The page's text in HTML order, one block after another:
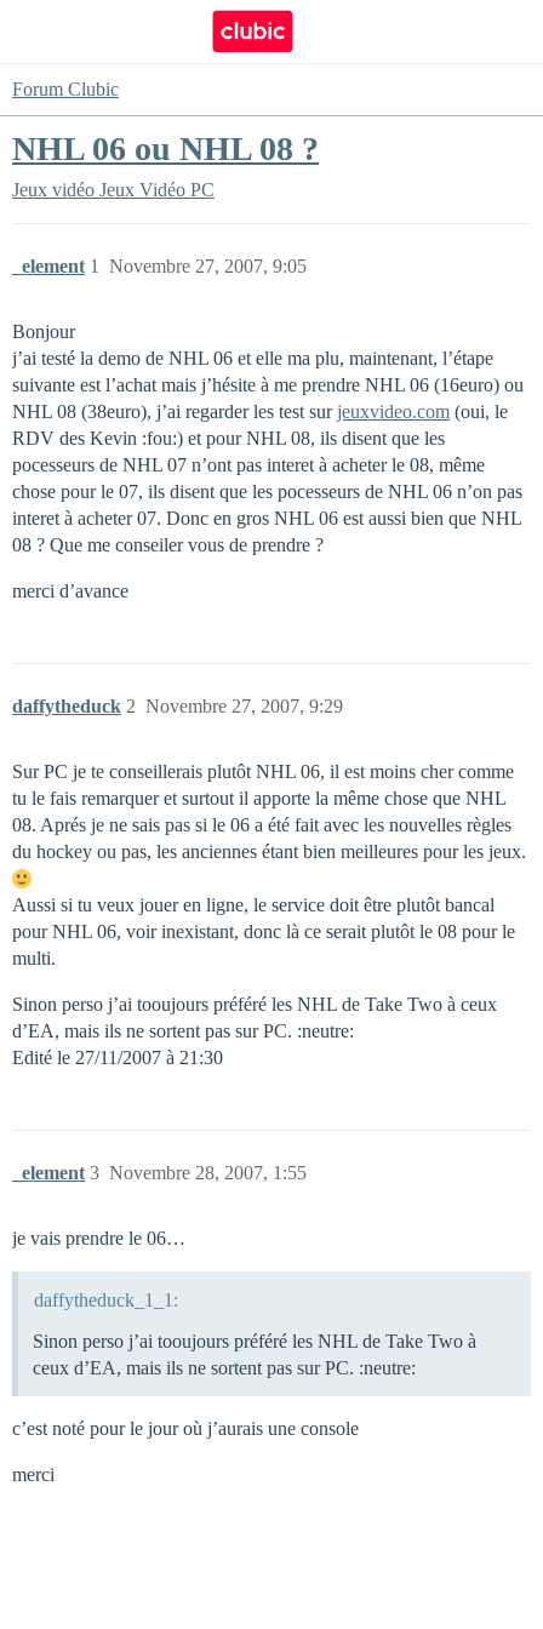
Forum Clubic
NHL 06 ou NHL 08 ?
Jeux vidéo Jeux Vidéo PC
_element Novembre 27, 2007, 9:05
1
Bonjour
j’ai testé la demo de NHL 06 et elle ma plu, maintenant, l’étape
suivante est l’achat mais j’hésite à me prendre NHL 06 (16euro) ou
NHL 08 (38euro), j’ai regarder les test surjeuxvideo.com (oui, le
RDV des Kevin :fou:) et pour NHL 08, ils disent que les
pocesseurs de NHL 07 n’ont pas interet à acheter le 08, même
chose pour le 07, ils disent que les pocesseurs de NHL 06 n’on pas
interet à acheter 07. Donc en gros NHL 06 est aussi bien que NHL
08 ? Que me conseiler vous de prendre ?
merci d’avance
daffytheduck Novembre 27, 2007, 9:29
2
Sur PC je te conseillerais plutôt NHL 06, il est moins cher comme
tu le fais remarquer et surtout il apporte la même chose que NHL
08. Aprés je ne sais pas si le 06 a été fait avec les nouvelles règles
du hockey ou pas, les anciennes étant bien meilleures pour les jeux.
Aussi si tu veux jouer en ligne, le service doit être plutôt bancal
pour NHL 06, voir inexistant, donc là ce serait plutôt le 08 pour le
multi.
Sinon perso j’ai tooujours préféré les NHL de Take Two à ceux
d’EA, mais ils ne sortent pas sur PC. :neutre:
Edité le 27/11/2007 à 21:30
_element Novembre 28, 2007, 1:55
3
je vais prendre le 06…
daffytheduck_1_1:
Sinon perso j’ai tooujours préféré les NHL de Take Two à
ceux d’EA, mais ils ne sortent pas sur PC. :neutre:
c’est noté pour le jour où j’aurais une console
merci